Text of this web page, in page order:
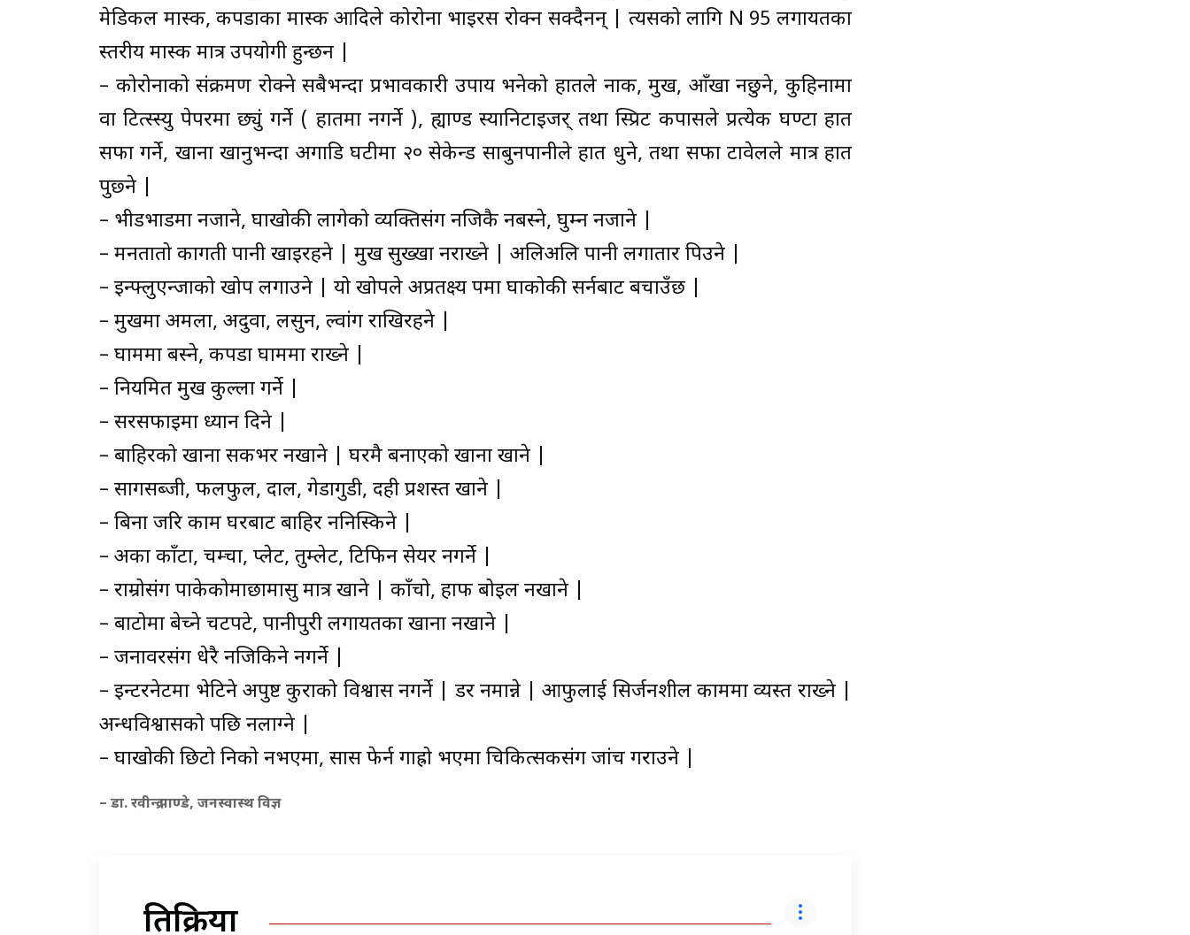
मेडिकल मास्क, कपडाका मास्क आदिले कोरोना भाइरस रोक्न सक्दैनन् | त्यसको लागि N 95 लगायतका
स्तरीय मास्क मात्र उपयोगी हुन्छन |
– कोरोनाको संक्रमण रोक्ने सबैभन्दा प्रभावकारी उपाय भनेको हातले नाक, मुख, आँखा नछुने, कुहिनामा
वा टित्स्स्यु पेपरमा छ्युं गर्ने ( हातमा नगर्ने ), ह्याण्ड स्यानिटाइजर् तथा स्प्रिट कपासले प्रत्येक घण्टा हात
सफा गर्ने, खाना खानुभन्दा अगाडि घटीमा २० सेकेन्ड साबुनपानीले हात धुने, तथा सफा टावेलले मात्र हात
पुछ्ने |
– भीडभाडमा नजाने, रुघाखोकी लागेको व्यक्तिसंग नजिकै नबस्ने, घुम्न नजाने |
– मनतातो कागती पानी खाइरहने | मुख सुख्खा नराख्ने | अलिअलि पानी लगातार पिउने |
– इन्फ्लुएन्जाको खोप लगाउने | यो खोपले अप्रतक्ष्य रुपमा रुघाकोकी सर्नबाट बचाउँछ |
– मुखमा अमला, अदुवा, लसुन, ल्वांग राखिरहने |
– घाममा बस्ने, कपडा घाममा राख्ने |
– नियमित मुख कुल्ला गर्ने |
– सरसफाइमा ध्यान दिने |
– बाहिरको खाना सकभर नखाने | घरमै बनाएको खाना खाने |
– सागसब्जी, फलफुल, दाल, गेडागुडी, दही प्रशस्त खाने |
– बिना जरुरि काम घरबाट बाहिर ननिस्किने |
– अरुका काँटा, चम्चा, प्लेट, तुम्लेट, टिफिन सेयर नगर्ने |
– राम्रोसंग पाकेकोमाछामासु मात्र खाने | काँचो, हाफ बोइल नखाने |
– बाटोमा बेच्ने चटपटे, पानीपुरी लगायतका खाना नखाने |
– जनावरसंग धेरै नजिकिने नगर्ने |
– इन्टरनेटमा भेटिने अपुष्ट कुराको विश्वास नगर्ने | डर नमान्ने | आफुलाई सिर्जनशील काममा व्यस्त राख्ने |
अन्धविश्वासको पछि नलाग्ने |
– रुघाखोकी छिटो निको नभएमा, सास फेर्न गाह्रो भएमा चिकित्सकसंग जांच गराउने |
– डा. रवीन्द्र पाण्डे, जनस्वास्थ विज्ञ
प्रतिक्रिया